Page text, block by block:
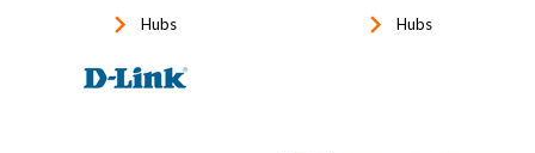
keyboard_arrow_right Hubs keyboard_arrow_right Hubs